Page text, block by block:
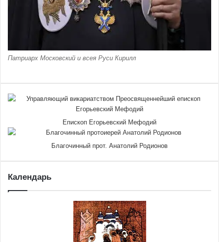
Патриарх Московский и всея Руси Кирилл
Епископ Егорьевский Мефодий
Благочинный прот. Анатолий Родионов
Календарь